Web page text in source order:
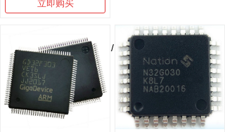
立即购买
上一页 下一页
/ 1